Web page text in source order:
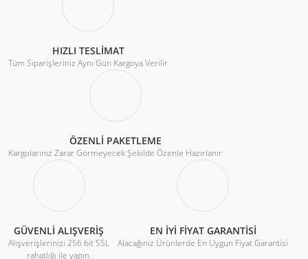
HIZLI TESLİMAT
Tüm Siparişleriniz Aynı Gün Kargoya Verilir
ÖZENLİ PAKETLEME
Kargolarınız Zarar Görmeyecek Şekilde Özenle Hazırlanır
GÜVENLİ ALIŞVERİŞ
Alışverişlerinizi 256 bit SSL
rahatlığı ile yapın.
EN İYİ FİYAT GARANTİSİ
Alacağınız Ürünlerde En Uygun Fiyat Garantisi